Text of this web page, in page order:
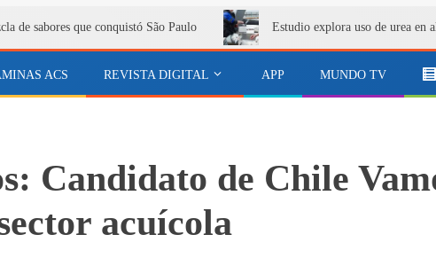
de sabores que conquistó São Paulo Estudio explora uso de urea en
ACS REVISTA DIGITAL APP MUNDO TV
Candidato de Chile
acuícola